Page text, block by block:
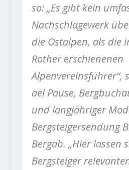
so: „Es gibt kein
Nachschlagewerk
die Ostalpen, als die
Rother erschienenen
Alpenvereinsführer“,
ael Pause,
und langjähriger
Bergsteigersendung
Bergab. „Hier lassen
Bergsteiger